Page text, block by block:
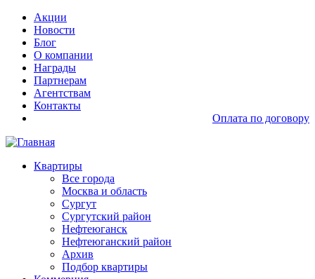
Перейти
основному
содержанию
Основная
навигация
доп
Акции
Новости
Блог
О компании
Награды
Партнерам
Агентствам
Контакты
Оплата по договору
Основная
навигация
Квартиры
Все города
Москва и область
Сургут
Сургутский район
Нефтеюганск
Нефтеюганский район
Архив
Подбор квартиры